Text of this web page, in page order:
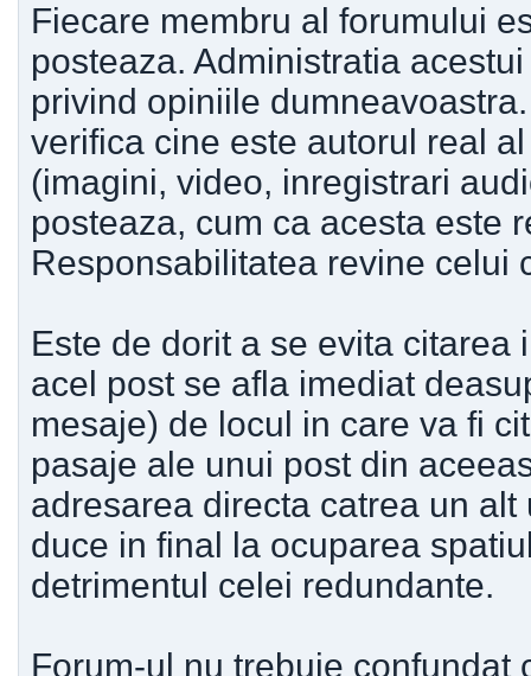
Fiecare membru al forumului
posteaza. Administratia
privind opiniile
verifica cine este autorul real
(imagini, video, inregistrari
posteaza, cum ca acesta este
Responsabilitatea revine celui
Este de dorit a se evita
acel post se afla imediat
mesaje) de locul in care va fi
pasaje ale unui post din
adresarea directa catrea un
duce in final la ocuparea
detrimentul celei redundante.
Forum-ul nu trebuie confundat